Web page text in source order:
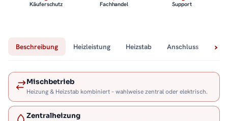
Käuferschutz Fachhandel Support
Beschreibung Heizleistung Heizstab Anschluss
Mischbetrieb
Heizung & Heizstab kombiniert – wahlweise zentral oder elektrisch.
Zentralheizung